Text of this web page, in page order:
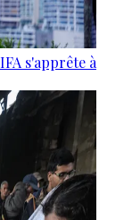
s'apprête à